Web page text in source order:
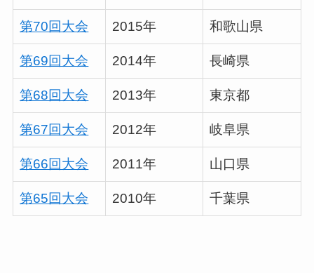
第70回大会 2015年 和歌山県
第69回大会 2014年 長崎県
第68回大会 2013年 東京都
第67回大会 2012年 岐阜県
第66回大会 2011年 山口県
第65回大会 2010年 千葉県